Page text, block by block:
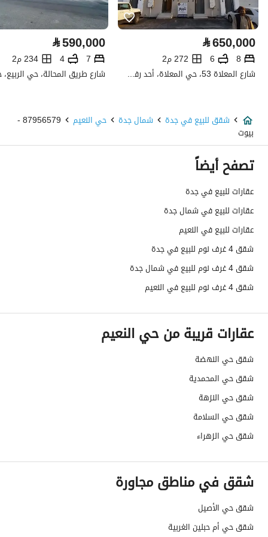
كهرباء
نعم
صرف صحي
هاتف
نعم
تفاصيل اضافية
عمر العقار
عرض الشارع
رقم المخطط
رقم صك الملكية
382045001025
واجهة العقار
الضمانات والمدة
-
قنوات الاعلان
هل يوجد اي التزام على
العقار ؟
مطابقة لكود البناء
العقار مرهون
لا
العقار مقيد
⃁650,000
8
6
272 م2
شارع المعلاة 53، حي المعلاة، أحد رفيدة
⃁590,000
7
4 234 م2
شقق للبيع في جدة شمال جدة حي النعيم 87956579 -
بيوت
تصفح أيضاً
عقارات للبيع في جدة
عقارات للبيع في شمال جدة
عقارات للبيع في النعيم
شقق 4 غرف نوم للبيع في جدة
شقق 4 غرف نوم للبيع في شمال جدة
شقق 4 غرف نوم للبيع في النعيم
عقارات قريبة من حي النعيم
شقق حي النهضة
شقق حي المحمدية
شقق حي النزهة
شقق حي السلامة
شقق حي الزهراء
شقق في مناطق مجاورة
شقق حي الأصيل
شقق حي أم حبلين الغربية